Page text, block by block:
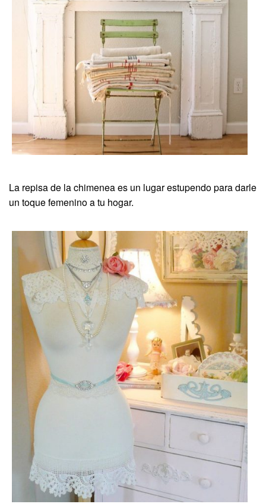
La repisa de la chimenea es un lugar estupendo para darle
un toque femenino a tu hogar.